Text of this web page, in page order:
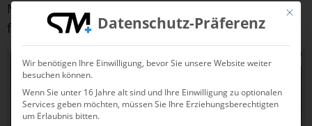
Minuten zu Fuß. Das ist alles schön kompakt“,
findet Kammann.
Mit
Datenschutz-Präferenz
Wir benötigen Ihre Einwilligung, bevor Sie unsere Website weiter
besuchen können.
Wenn Sie unter 16 Jahre alt sind und Ihre Einwilligung zu optionalen
Services geben möchten, müssen Sie Ihre Erziehungsberechtigten
um Erlaubnis bitten.